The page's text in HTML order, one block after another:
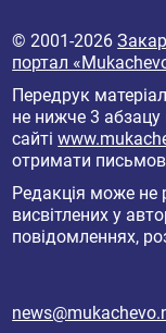
© 2001-2026
портал
Передрук
не нижче 3 абзацу
сайті
отримати
Редакція може не
висвітлених у
повідомленнях,